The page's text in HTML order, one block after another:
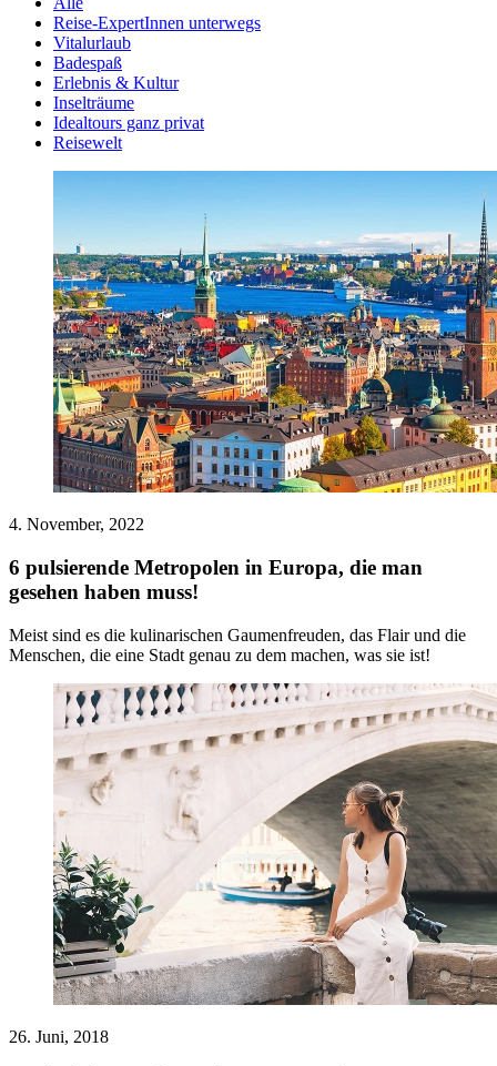
Reise-ExpertInnen unterwegs
Vitalurlaub
Badespaß
Erlebnis & Kultur
Inselträume
Idealtours ganz privat
Reisewelt
4. November, 2022
6 pulsierende Metropolen in Europa, die man
gesehen haben muss!
Meist sind es die kulinarischen Gaumenfreuden, das Flair und die
Menschen, die eine Stadt genau zu dem machen, was sie ist!
26. Juni, 2018